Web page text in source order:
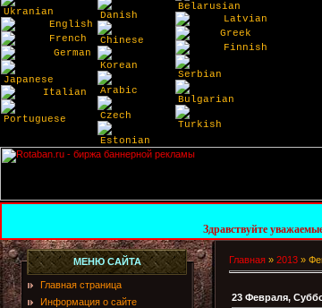
Ukranian
English
French
German
Japanese
Italian
Portuguese
Danish
Chinese
Korean
Arabic
Czech
Estonian
Belarusian
Latvian
Greek
Finnish
Serbian
Bulgarian
Turkish
Здравствуйте уважаемые
МЕНЮ САЙТА
Главная страница
Информация о сайте
Главная » 2013 »
23 Февраля,